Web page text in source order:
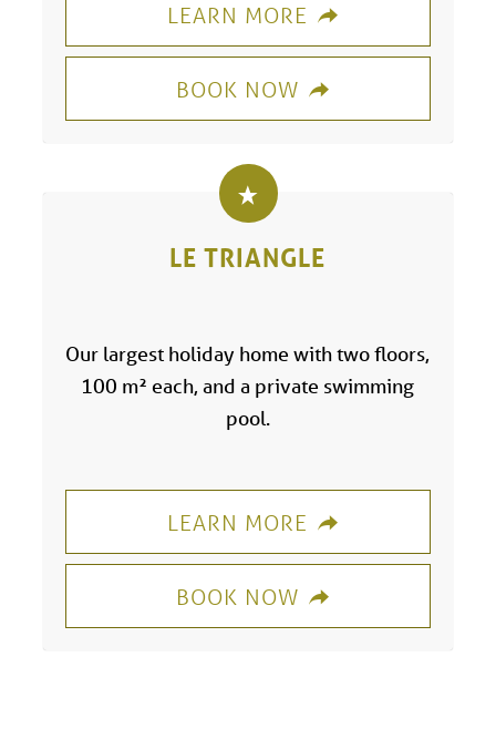
LEARN MORE
BOOK NOW
LE TRIANGLE
Our largest holiday home with two floors,
100 m² each, and a private swimming
pool.
LEARN MORE
BOOK NOW